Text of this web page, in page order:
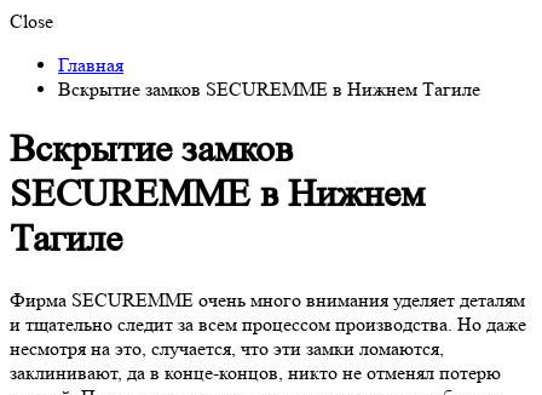
Close
Главная
Вскрытие замков SECUREMME в Нижнем Тагиле
Вскрытие замков
SECUREMME в Нижнем
Тагиле
Фирма SECUREMME очень много внимания уделяет деталям
и тщательно следит за всем процессом производства. Но даже
несмотря на это, случается, что эти замки ломаются,
заклинивают, да в конце-концов, никто не отменял потерю